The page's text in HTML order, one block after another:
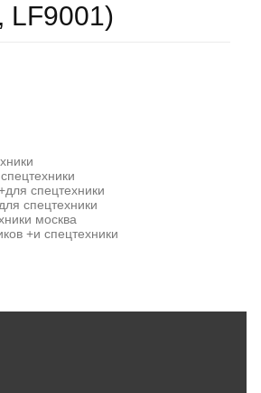
LF9001)
спецтехники
спецтехники
москва
+и спецтехники